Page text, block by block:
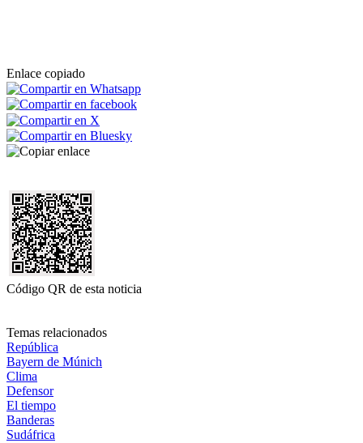
Enlace copiado
Código QR de esta noticia
Temas relacionados
República
Bayern de Múnich
Clima
Defensor
El tiempo
Banderas
Sudáfrica